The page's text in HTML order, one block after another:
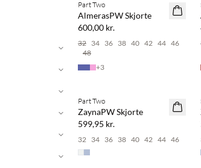
NYHED
Part Two
AlmerasPW Skjorte
600,00 kr.
32 34 36 38 40 42 44 46
48
+3
NYHED
SAVE20
Part Two
ZaynaPW Skjorte
599,95 kr.
32 34 36 38 40 42 44 46